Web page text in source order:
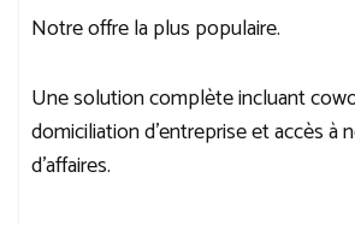
Notre offre la plus populaire.
Une solution complète incluant
domiciliation d’entreprise et accès à
d’affaires.